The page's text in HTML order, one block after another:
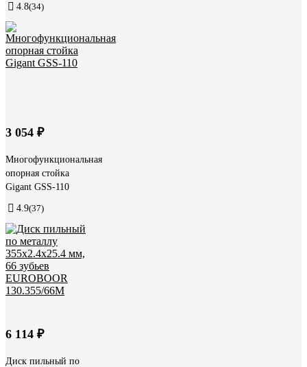
4.8(34)
3 054 ₽
Многофункциональная
опорная стойка
Gigant GSS-110
4.9(37)
6 114 ₽
Диск пильный по